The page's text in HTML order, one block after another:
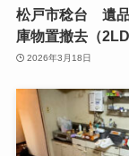
松戸市稔台 遺
庫物置撤去（
2026年3月18日